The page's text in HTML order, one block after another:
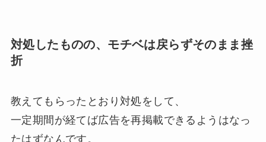
対処したものの、モチベは戻らずそのまま挫
折
教えてもらったとおり対処をして、
一定期間が経てば広告を再掲載できるようはなっ
たはずなんです。